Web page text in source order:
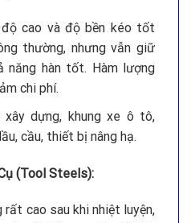
cao và độ bền kéo tốt
thường, nhưng vẫn giữ
năng hàn tốt. Hàm lượng
chi phí.
xây dựng, khung xe ô tô,
cầu, thiết bị nâng hạ.
(Tool Steels):
cao sau khi nhiệt luyện,